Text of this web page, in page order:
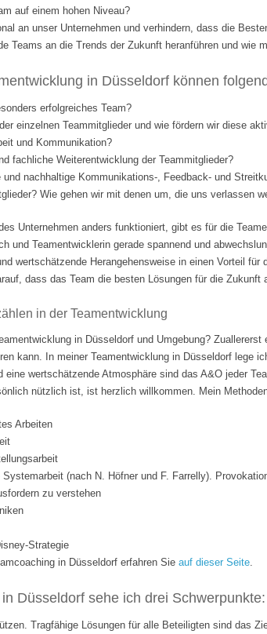
auf einem hohen Niveau?
an unser Unternehmen und verhindern, dass die
Teams an die Trends der Zukunft heranführen und wie
in Düsseldorf können
erfolgreiches Team?
einzelnen Teammitglieder und wie fördern wir diese
und Kommunikation?
fachliche Weiterentwicklung der Teammitglieder?
nachhaltige Kommunikations-, Feedback- und
Wie gehen wir mit denen um, die uns verlassen
Unternehmen anders funktioniert, gibt es für die
und Teamentwicklerin gerade spannend und
wertschätzende Herangehensweise in einen Vorteil
dass das Team die besten Lösungen für die
in der Teamentwicklung
in Düsseldorf und Umgebung?
kann. In meiner Teamentwicklung in Düsseldorf lege
eine wertschätzende Atmosphäre sind das A&O jeder
nützlich ist, ist herzlich willkommen. Mein
Arbeiten
(nach N. Höfner und F. Farrelly).
zu verstehen
Strategie
in Düsseldorf erfahren Sie auf dieser Seite.
Düsseldorf sehe ich drei Schwerpunkte:
Tragfähige Lösungen für alle Beteiligten sind das